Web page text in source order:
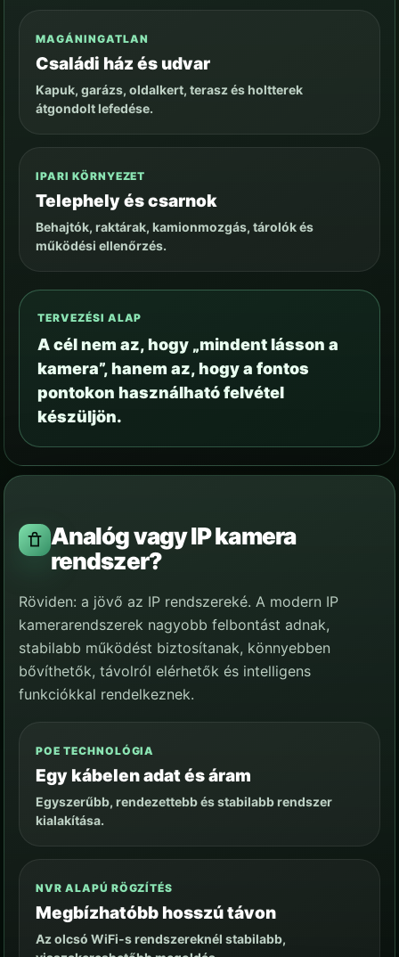
MAGÁNINGATLAN
Családi ház és udvar
Kapuk, garázs, oldalkert, terasz és holtterek
átgondolt lefedése.
IPARI KÖRNYEZET
Telephely és csarnok
Behajtók, raktárak, kamionmozgás, tárolók és
működési ellenőrzés.
TERVEZÉSI ALAP
A cél nem az, hogy „mindent lásson a
kamera”, hanem az, hogy a fontos
pontokon használható felvétel
készüljön.
Analóg vagy IP kamera
rendszer?
Röviden: a jövő az IP rendszereké. A modern IP
kamerarendszerek nagyobb felbontást adnak,
stabilabb működést biztosítanak, könnyebben
bővíthetők, távolról elérhetők és intelligens
funkciókkal rendelkeznek.
POE TECHNOLÓGIA
Egy kábelen adat és áram
Egyszerűbb, rendezettebb és stabilabb rendszer
kialakítása.
NVR ALAPÚ RÖGZÍTÉS
Megbízhatóbb hosszú távon
Az olcsó WiFi-s rendszereknél stabilabb,